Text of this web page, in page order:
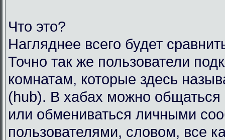
Что это?
Нагляднее всего будет
Точно так же пользователи
комнатам, которые здесь
(hub). В хабах можно
или обмениваться личными
пользователями, словом, все